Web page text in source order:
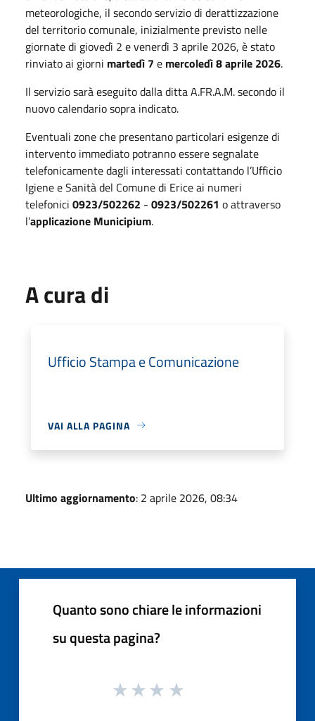
meteorologiche, il secondo servizio di derattizzazione
del territorio comunale, inizialmente previsto nelle
giornate di giovedì 2 e venerdì 3 aprile 2026, è stato
rinviato ai giorni martedì 7 e mercoledì 8 aprile 2026.
Il servizio sarà eseguito dalla ditta A.FR.A.M. secondo il
nuovo calendario sopra indicato.
Eventuali zone che presentano particolari esigenze di
intervento immediato potranno essere segnalate
telefonicamente dagli interessati contattando l’Ufficio
Igiene e Sanità del Comune di Erice ai numeri
telefonici 0923/502262 - 0923/502261 o attraverso
l’applicazione Municipium.
A cura di
Ufficio Stampa e Comunicazione
VAI ALLA PAGINA
Ultimo aggiornamento: 2 aprile 2026, 08:34
Quanto sono chiare le informazioni
su questa pagina?